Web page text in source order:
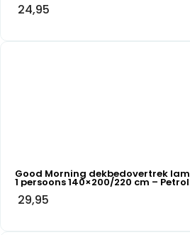
24,95
Good Morning dekbedovertrek
1 persoons 140×200/220 cm –
29,95